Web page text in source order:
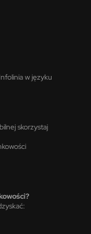
w języku
skorzystaj